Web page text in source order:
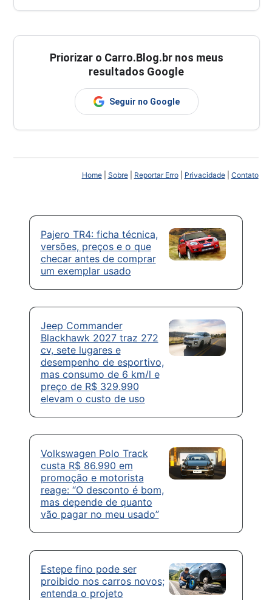
Priorizar o Carro.Blog.br nos meus
resultados Google
Seguir no Google
Home| Sobre| Reportar Erro| Privacidade| Contato
Pajero TR4: ficha técnica,
versões, preços e o que
checar antes de comprar
um exemplar usado
Jeep Commander
Blackhawk 2027 traz 272
cv, sete lugares e
desempenho de esportivo,
mas consumo de 6 km/l e
preço de R$ 329.990
elevam o custo de uso
Volkswagen Polo Track
custa R$ 86.990 em
promoção e motorista
reage: “O desconto é bom,
mas depende de quanto
vão pagar no meu usado”
Estepe fino pode ser
proibido nos carros novos;
entenda o projeto